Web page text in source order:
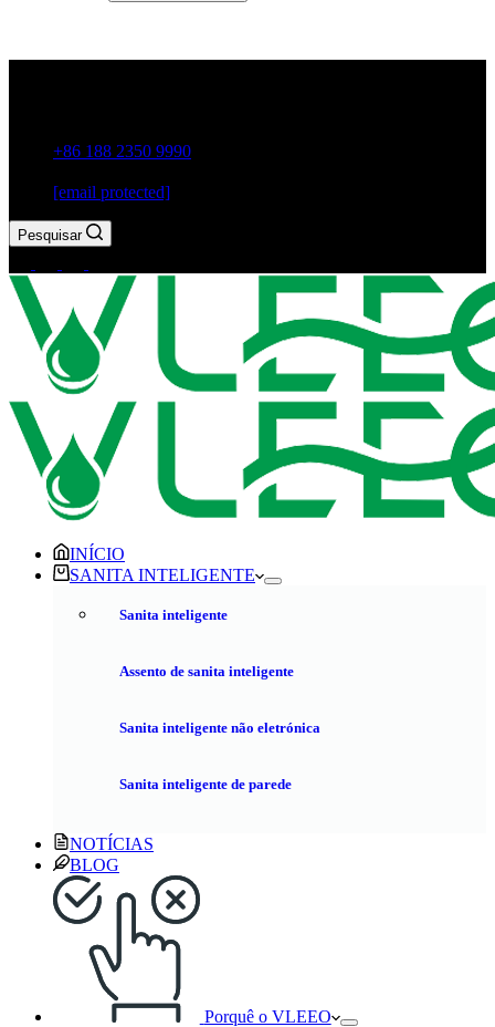
+86 188 2350 9990
[email protected]
Pesquisar
INÍCIO
SANITA INTELIGENTE
Sanita inteligente
Assento de sanita inteligente
Sanita inteligente não eletrónica
Sanita inteligente de parede
NOTÍCIAS
BLOG
Porquê o VLEEO